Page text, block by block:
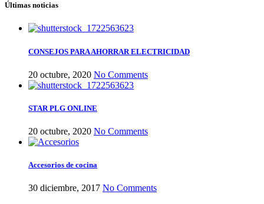
Últimas noticias
CONSEJOS PARA AHORRAR ELECTRICIDAD
20 octubre, 2020 No Comments
STAR PLG ONLINE
20 octubre, 2020 No Comments
Accesorios de cocina
30 diciembre, 2017 No Comments